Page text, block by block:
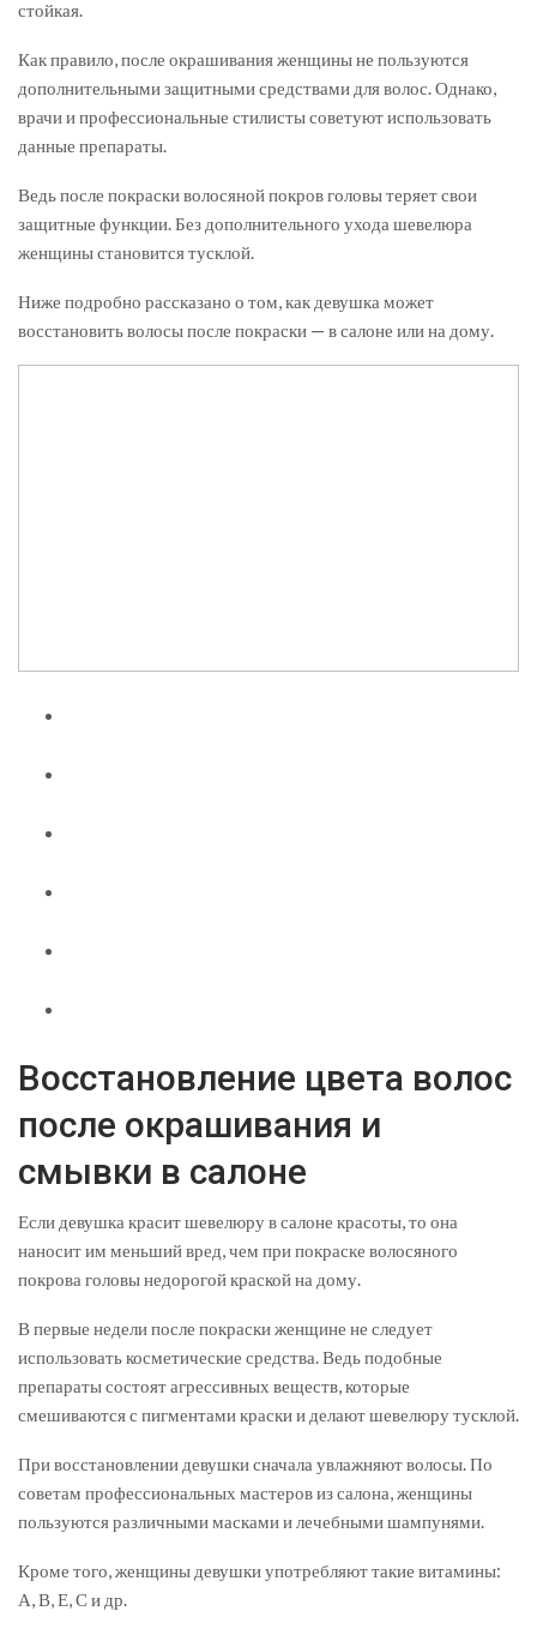
стойкая.
Как правило, после окрашивания женщины не пользуются
дополнительными защитными средствами для волос. Однако,
врачи и профессиональные стилисты советуют использовать
данные препараты.
Ведь после покраски волосяной покров головы теряет свои
защитные функции. Без дополнительного ухода шевелюра
женщины становится тусклой.
Ниже подробно рассказано о том, как девушка может
восстановить волосы после покраски — в салоне или на дому.
Восстановление цвета волос
после окрашивания и
смывки в салоне
Если девушка красит шевелюру в салоне красоты, то она
наносит им меньший вред, чем при покраске волосяного
покрова головы недорогой краской на дому.
В первые недели после покраски женщине не следует
использовать косметические средства. Ведь подобные
препараты состоят агрессивных веществ, которые
смешиваются с пигментами краски и делают шевелюру тусклой.
При восстановлении девушки сначала увлажняют волосы. По
советам профессиональных мастеров из салона, женщины
пользуются различными масками и лечебными шампунями.
Кроме того, женщины девушки употребляют такие витамины:
А, В, Е, С и др.